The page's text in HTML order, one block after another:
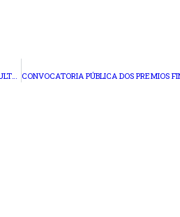
CONVOCATORIA PÚBLICA PARA CINCO PRAZAS DE LECTORADO DE LINGUA, LITERATURA E CULTURA GALEGAS